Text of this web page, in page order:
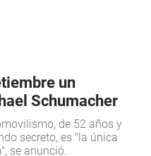
un
Schumacher
de 52 años y
secreto, es "la única
se anunció.